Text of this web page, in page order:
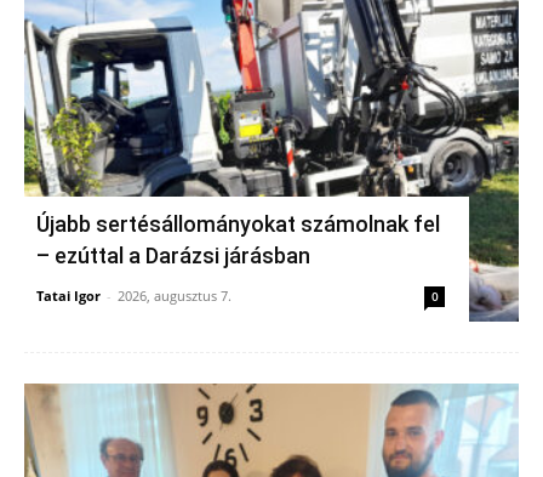
Újabb sertésállományokat számolnak fel
– ezúttal a Darázsi járásban
Tatai Igor - 2026, augusztus 7. 0